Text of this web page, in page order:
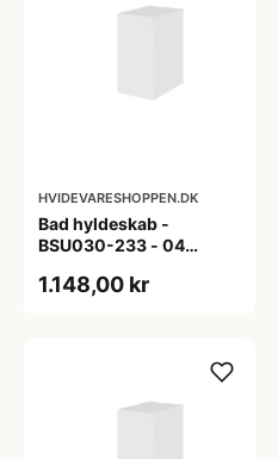
HVIDEVARESHOPPEN.DK
Bad hyldeskab -
BSU030-233 - 04
1.148,00 kr